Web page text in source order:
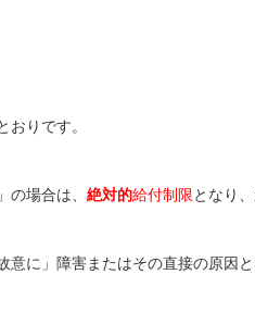
おりです。
」の場合は、 絶対的給付制限となり
意に」障害またはその直接の原因